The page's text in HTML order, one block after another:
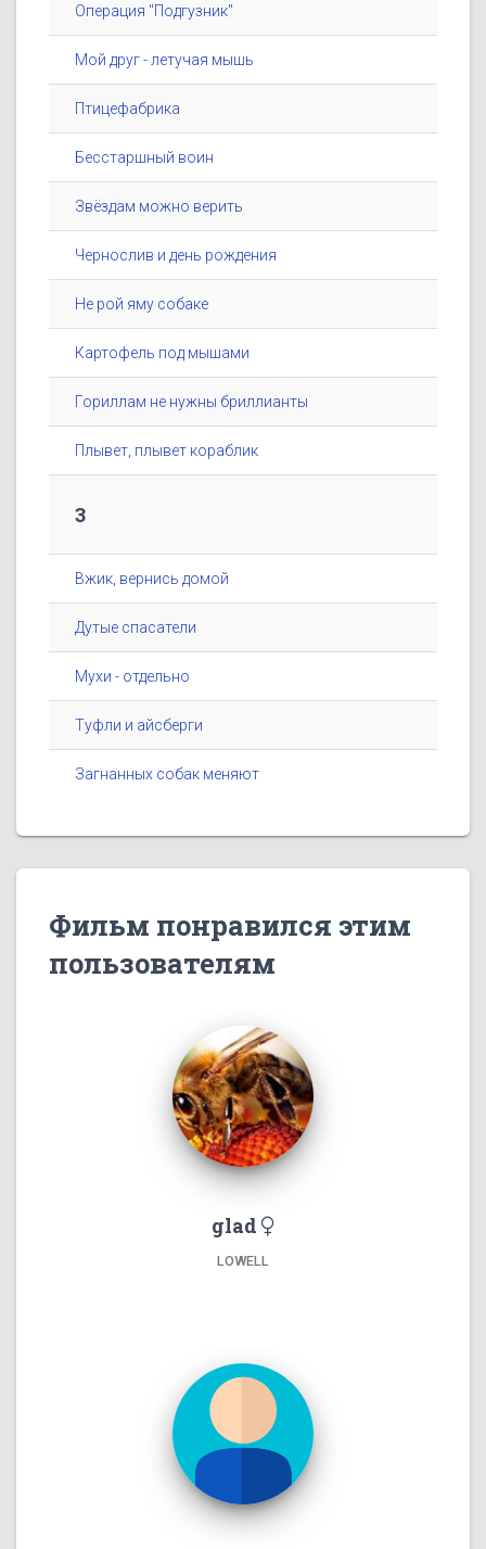
Операция ''Подгузник''
Мой друг - летучая мышь
Птицефабрика
Бесстаршный воин
Звёздам можно верить
Чернослив и день рождения
Не рой яму собаке
Картофель под мышами
Гориллам не нужны бриллианты
Плывет, плывет кораблик
3
Вжик, вернись домой
Дутые спасатели
Мухи - отдельно
Туфли и айсберги
Загнанных собак меняют
Фильм понравился этим
пользователям
glad
LOWELL